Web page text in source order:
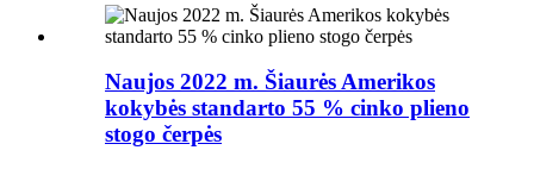
Naujos 2022 m. Šiaurės Amerikos
kokybės standarto 55 % cinko plieno
stogo čerpės